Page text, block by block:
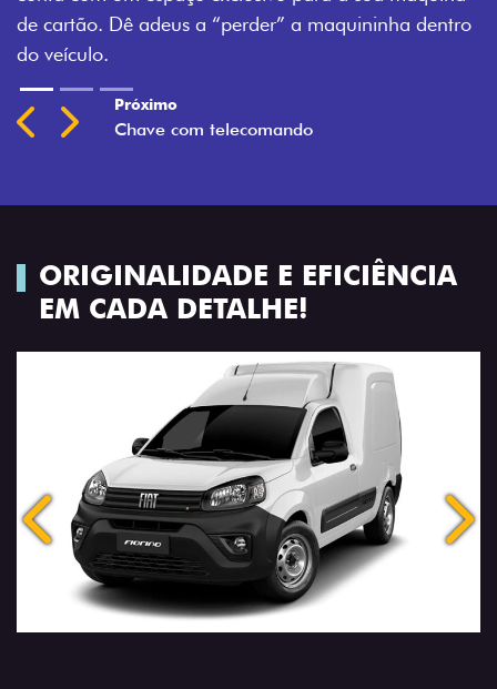
dentro mais fluidez para o seu dia de trabalho.
Previous
ORIGINALIDADE E EFICIÊNCIA
EM CADA DETALHE!
Anterior